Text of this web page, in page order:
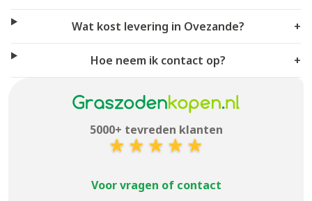
Wat kost levering in Ovezande? +
Hoe neem ik contact op? +
5000+ tevreden klanten
Voor vragen of contact